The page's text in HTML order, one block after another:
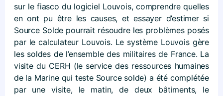
sur le fiasco du logiciel Louvois, comprendre quelles
en ont pu être les causes, et essayer d’estimer si
Source Solde pourrait résoudre les problèmes posés
par le calculateur Louvois. Le système Louvois gère
les soldes de l’ensemble des militaires de France. La
visite du CERH (le service des ressources humaines
de la Marine qui teste Source solde) a été complétée
par une visite, le matin, de deux bâtiments, le